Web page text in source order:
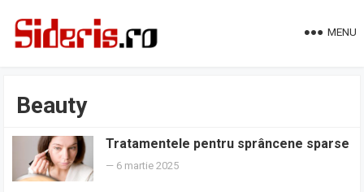
MENU
Beauty
Tratamentele pentru sprâncene sparse
— 6 martie 2025